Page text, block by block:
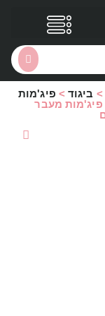
> ביגוד> פיג'מות
פיג'מות מעבר